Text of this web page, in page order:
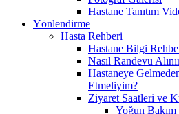
Hastane Tanıtım
Yönlendirme
Hasta Rehberi
Hastane Bilgi
Nasıl Randevu
Hastaneye
Etmeliyim?
Ziyaret Saatleri ve
Yoğun